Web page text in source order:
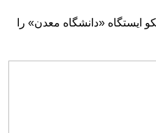
ایستگاه «دانشگاه معدن» را